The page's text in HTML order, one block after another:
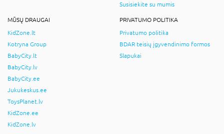
Susisiekite su mumis
MŪSŲ DRAUGAI
KidZone.lt
Kotryna Group
BabyCity.lt
BabyCity.lv
BabyCity.ee
Jukukeskus.ee
ToysPlanet.lv
KidZone.ee
KidZone.lv
PRIVATUMO POLITIKA
Privatumo politika
BDAR teisių įgyvendinimo formos
Slapukai